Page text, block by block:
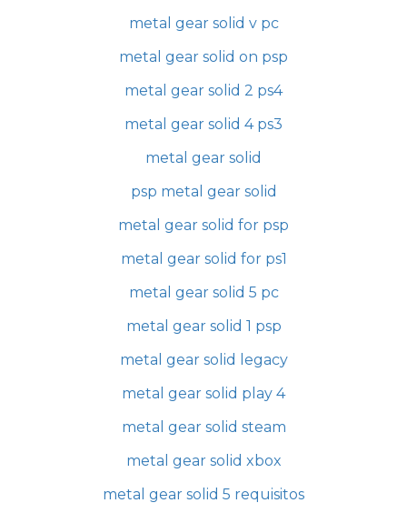
metal gear solid v pc
metal gear solid on psp
metal gear solid 2 ps4
metal gear solid 4 ps3
metal gear solid
psp metal gear solid
metal gear solid for psp
metal gear solid for ps1
metal gear solid 5 pc
metal gear solid 1 psp
metal gear solid legacy
metal gear solid play 4
metal gear solid steam
metal gear solid xbox
metal gear solid 5 requisitos